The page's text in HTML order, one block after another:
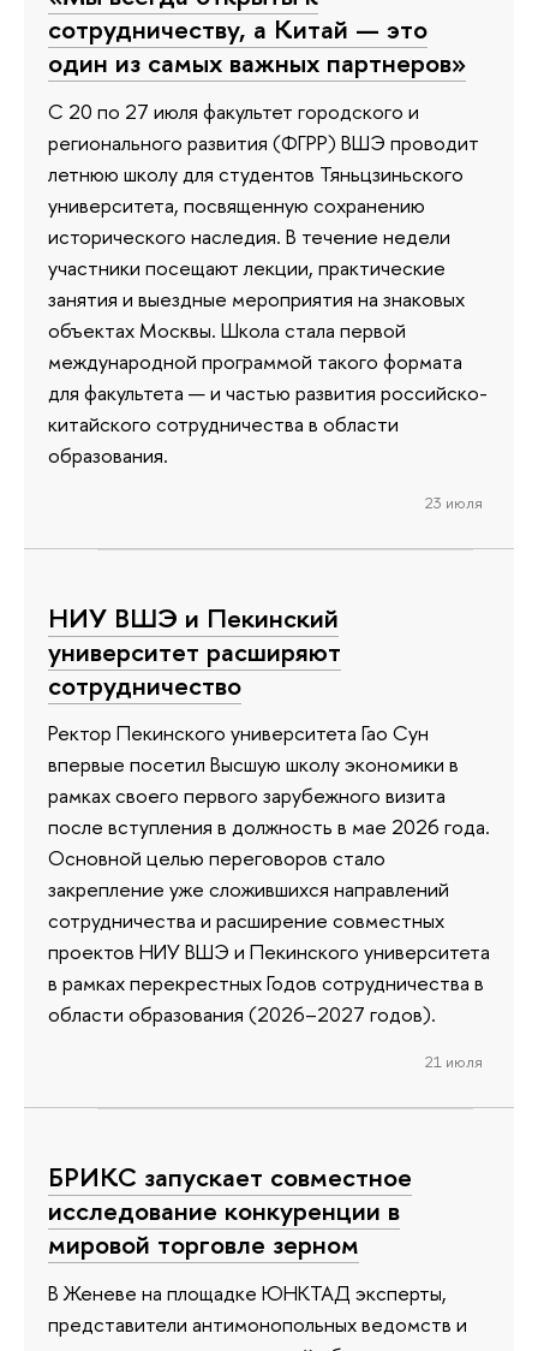
сотрудничеству, а Китай — это
один из самых важных партнеров»
С 20 по 27 июля факультет городского и
регионального развития (ФГРР) ВШЭ проводит
летнюю школу для студентов Тяньцзиньского
университета, посвященную сохранению
исторического наследия. В течение недели
участники посещают лекции, практические
занятия и выездные мероприятия на знаковых
объектах Москвы. Школа стала первой
международной программой такого формата
для факультета — и частью развития российско-
китайского сотрудничества в области
образования.
23 июля
НИУ ВШЭ и Пекинский
университет расширяют
сотрудничество
Ректор Пекинского университета Гао Сун
впервые посетил Высшую школу экономики в
рамках своего первого зарубежного визита
после вступления в должность в мае 2026 года.
Основной целью переговоров стало
закрепление уже сложившихся направлений
сотрудничества и расширение совместных
проектов НИУ ВШЭ и Пекинского университета
в рамках перекрестных Годов сотрудничества в
области образования (2026–2027 годов).
21 июля
БРИКС запускает совместное
исследование конкуренции в
мировой торговле зерном
В Женеве на площадке ЮНКТАД эксперты,
представители антимонопольных ведомств и